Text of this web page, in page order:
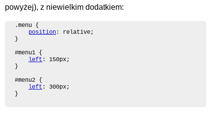
powyżej), z niewielkim dodatkiem:
.menu {
position : relative;
}
#menu1 {
left : 150px;
}
#menu2 {
left : 300px;
}